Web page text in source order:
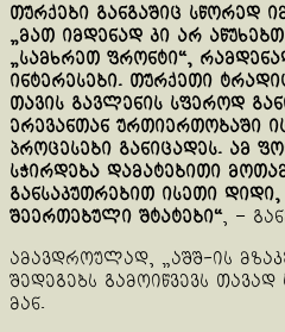
თურქები განგაშიც სწორედ
„მათ იმდენად კი არ
„სამხრეთ ფრონტი“,
ინტერესები. თურქეთი
თავის გავლენის სფეროდ
ერევანთან ურთიერთობაში
პროცესები განიცადეს. ამ
სჭირდება დამატებითი
განსაკუთრებით ისეთი
შეერთებული შტატები“, –
ამავდროულად, „აშშ-ის
შედეგებს გამოიწვევს თავად
მან.